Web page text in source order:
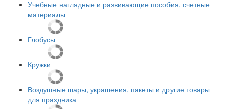
Учебные наглядные и развивающие пособия, счетные
материалы
Глобусы
Кружки
Воздушные шары, украшения, пакеты и другие товары
для праздника